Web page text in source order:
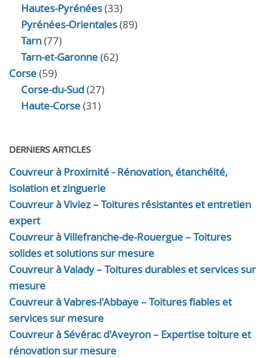
Hautes-Pyrénées(33)
Pyrénées-Orientales(89)
Tarn(77)
Tarn-et-Garonne(62)
Corse(59)
Corse-du-Sud(27)
Haute-Corse(31)
DERNIERS ARTICLES
Couvreur à Proximité - Rénovation, étanchéité,
isolation et zinguerie
Couvreur à Viviez – Toitures résistantes et entretien
expert
Couvreur à Villefranche-de-Rouergue – Toitures
solides et solutions sur mesure
Couvreur à Valady – Toitures durables et services sur
mesure
Couvreur à Vabres-l'Abbaye – Toitures fiables et
services sur mesure
Couvreur à Sévérac d'Aveyron – Expertise toiture et
rénovation sur mesure